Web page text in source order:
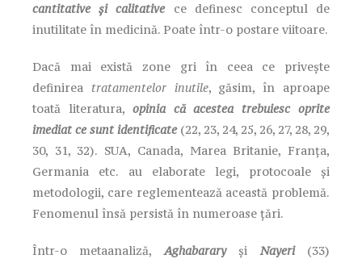
cantitative și calitativece definesc conceptul de
inutilitate în medicină. Poate într-o postare viitoare.
Dacă mai există zone gri în ceea ce privește
definirea tratamentelor inutile, găsim, în aproape
toată literatura, opinia că acestea trebuiesc oprite
imediat ce sunt identificate(22, 23, 24, 25, 26, 27, 28, 29,
30, 31, 32). SUA, Canada, Marea Britanie, Franța,
Germania etc. au elaborate legi, protocoale și
metodologii, care reglementează această problemă.
Fenomenul însă persistă în numeroase țări.
Într-o metaanaliză,Aghabarary șiNayeri(33)